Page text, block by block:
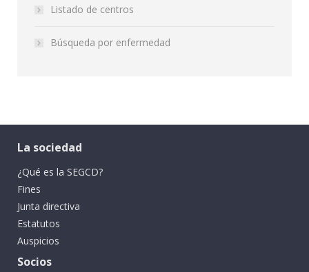
Listado de centros
Búsqueda por enfermedad
La sociedad
¿Qué es la SEGCD?
Fines
Junta directiva
Estatutos
Auspicios
Socios